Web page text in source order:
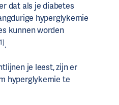
dat als je diabetes
hyperglykemie
kunnen worden
.
je leest, zijn er
hyperglykemie te